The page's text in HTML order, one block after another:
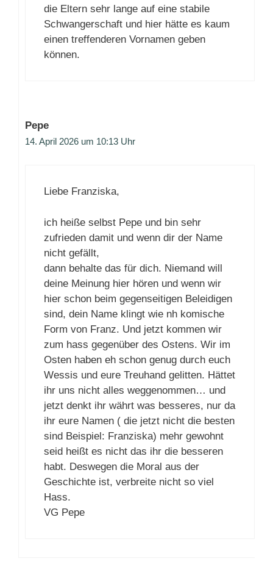
die Eltern sehr lange auf eine stabile
Schwangerschaft und hier hätte es kaum
einen treffenderen Vornamen geben
können.
Pepe
14. April 2026 um 10:13 Uhr
Liebe Franziska,
ich heiße selbst Pepe und bin sehr
zufrieden damit und wenn dir der Name
nicht gefällt,
dann behalte das für dich. Niemand will
deine Meinung hier hören und wenn wir
hier schon beim gegenseitigen Beleidigen
sind, dein Name klingt wie nh komische
Form von Franz. Und jetzt kommen wir
zum hass gegenüber des Ostens. Wir im
Osten haben eh schon genug durch euch
Wessis und eure Treuhand gelitten. Hättet
ihr uns nicht alles weggenommen… und
jetzt denkt ihr währt was besseres, nur da
ihr eure Namen ( die jetzt nicht die besten
sind Beispiel: Franziska) mehr gewohnt
seid heißt es nicht das ihr die besseren
habt. Deswegen die Moral aus der
Geschichte ist, verbreite nicht so viel
Hass.
VG Pepe